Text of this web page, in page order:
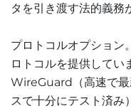
タを引き渡す法的義務
プロトコルオプショ
ロトコルを提供してい
WireGuard（高速で
スで十分にテスト済み